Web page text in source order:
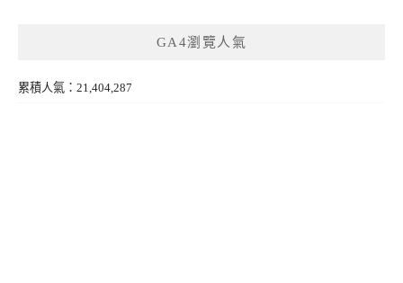
GA4瀏覽人氣
累積人氣：21,404,287